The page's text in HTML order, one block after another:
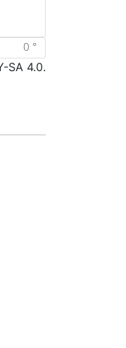
SA 4.0.